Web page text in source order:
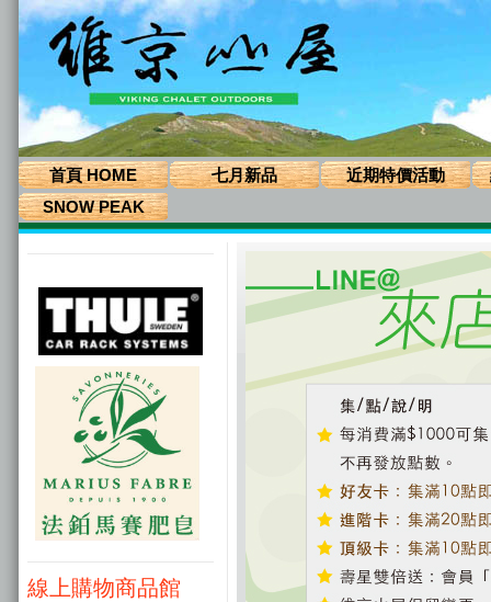
首頁 HOME 七月新品 近期特價活動
SNOW PEAK
線上購物商品館